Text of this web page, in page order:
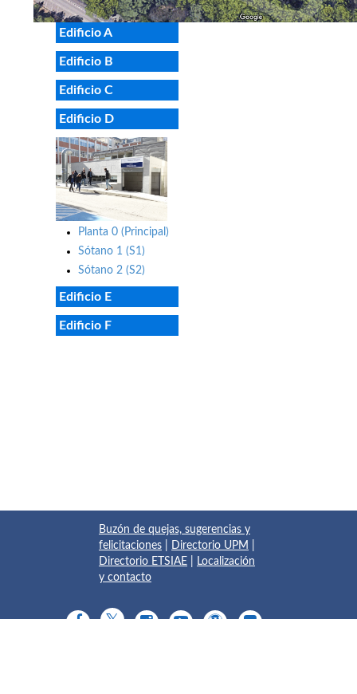
Edificio A
Edificio B
Edificio C
Edificio D
Planta 0 (Principal)
Sótano 1 (S1)
Sótano 2 (S2)
Edificio E
Edificio F
Buzón de quejas, sugerencias y
felicitaciones
Directorio UPM
Directorio ETSIAE
Localización
y contacto